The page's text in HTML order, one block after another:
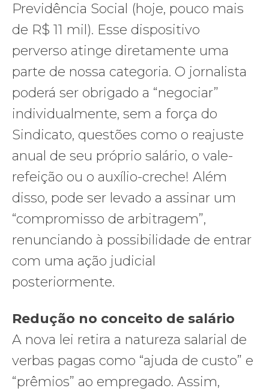
Previdência Social (hoje, pouco mais
de R$ 11 mil). Esse dispositivo
perverso atinge diretamente uma
parte de nossa categoria. O jornalista
poderá ser obrigado a “negociar”
individualmente, sem a força do
Sindicato, questões como o reajuste
anual de seu próprio salário, o vale-
refeição ou o auxílio-creche! Além
disso, pode ser levado a assinar um
“compromisso de arbitragem”,
renunciando à possibilidade de entrar
com uma ação judicial
posteriormente.
Redução no conceito de salário
A nova lei retira a natureza salarial de
verbas pagas como “ajuda de custo” e
“prêmios” ao empregado. Assim,